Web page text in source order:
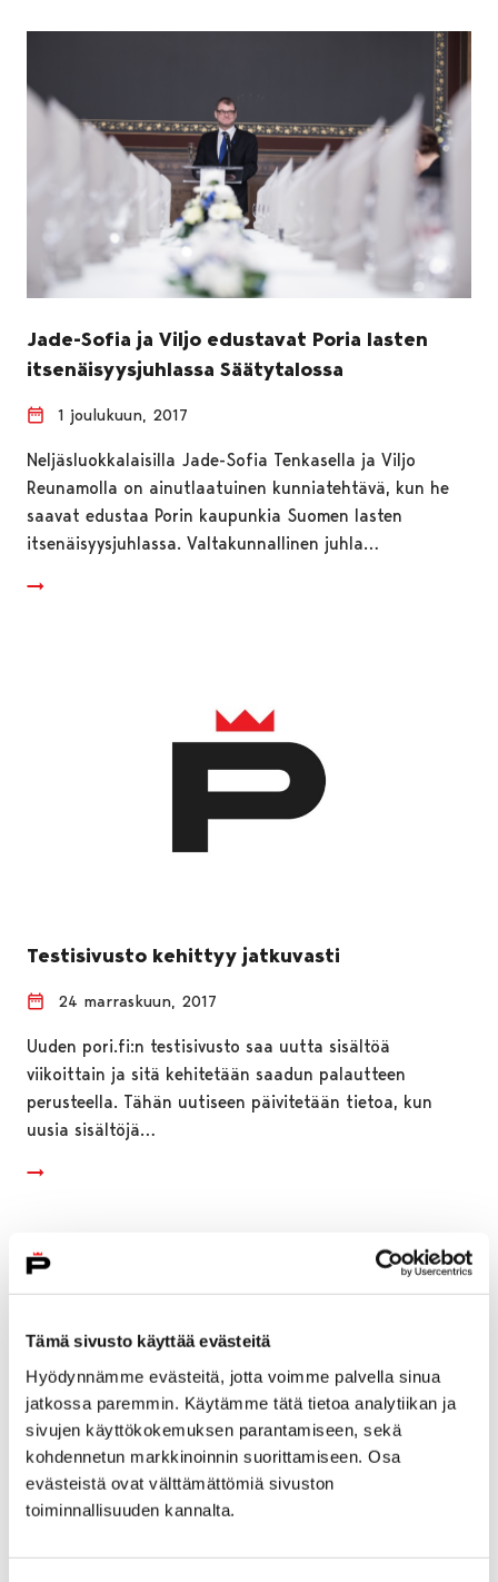
Tämä sivusto käyttää evästeitä
Hyödynnämme evästeitä, jotta voimme palvella sinua
jatkossa paremmin. Käytämme tätä tietoa analytiikan ja
sivujen käyttökokemuksen parantamiseen, sekä
kohdennetun markkinoinnin suorittamiseen. Osa
evästeistä ovat välttämättömiä sivuston
toiminnallisuuden kannalta.
Jade-Sofia ja Viljo edustavat Poria lasten
itsenäisyysjuhlassa Säätytalossa
1 joulukuun, 2017
Neljäsluokkalaisilla Jade-Sofia Tenkasella ja Viljo
Reunamolla on ainutlaatuinen kunniatehtävä, kun he
saavat edustaa Porin kaupunkia Suomen lasten
itsenäisyysjuhlassa. Valtakunnallinen juhla…
Testisivusto kehittyy jatkuvasti
24 marraskuun, 2017
Uuden pori.fi:n testisivusto saa uutta sisältöä
viikoittain ja sitä kehitetään saadun palautteen
perusteella. Tähän uutiseen päivitetään tietoa, kun
uusia sisältöjä…